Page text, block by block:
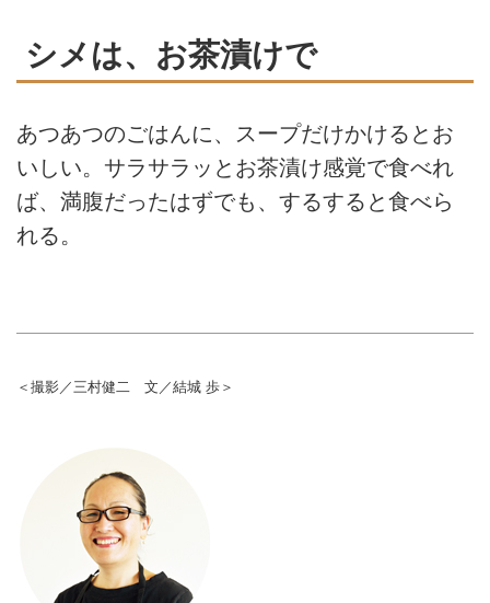
シメは、お茶漬けで
あつあつのごはんに、スープだけかけるとお
いしい。サラサラッとお茶漬け感覚で食べれ
ば、満腹だったはずでも、するすると食べら
れる。
＜撮影／三村健二 文／結城 歩＞